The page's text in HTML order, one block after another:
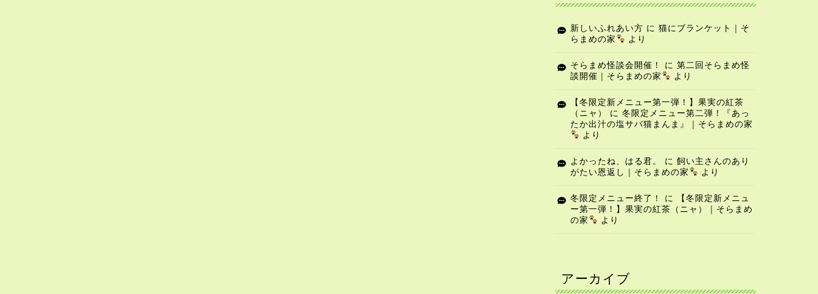
新しいふれあい方 に 猫にブランケット｜そ
らまめの家
より
そらまめ怪談会開催！ に 第二回そらまめ怪
談開催｜そらまめの家
より
【冬限定新メニュー第一弾！】果実の紅茶
（ニャ）
に 冬限定メニュー第二弾！『あっ
たか出汁の塩サバ猫まんま』｜そらまめの家
より
よかったね、はる君。 に 飼い主さんのあり
がたい恩返し｜そらまめの家
より
冬限定メニュー終了！ に
【冬限定新メニュ
ー第一弾！】果実の紅茶（ニャ）｜そらまめ
の家
より
アーカイブ